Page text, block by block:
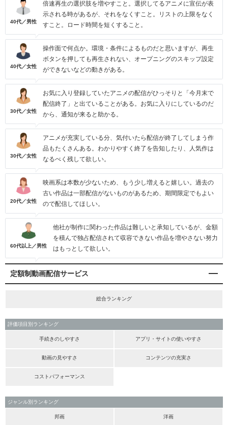
40代／男性
倍速再生の選択肢を増やすこと。選択してるアニメに宣伝が表
示される時があるが、それをなくすこと。リストの上限をなく
すこと。ロード時間を短くすること。
40代／女性
操作面で何点か。環境・条件によるものだと思いますが、再生
ボタンを押しても再生されない、オープニングのスキップ設定
ができないなどの動きがある。
30代／女性
お気に入り登録していたアニメの配信がひっそりと「今月末で
配信終了」と出ていることがある。お気に入りにしているのだ
から、通知が来ると助かる。
30代／女性
アニメが充実している分、気付いたら配信が終了してしまう作
品もたくさんある。わかりやすく終了を告知したり、人気作は
なるべく残して欲しい。
20代／女性
映画系は本数が少ないため、もう少し増えると嬉しい。過去の
古い作品は一部配信がないものがあるため、期間限定でもよい
ので配信してほしい。
60代以上／男性
他社が制作に関わった作品は難しいと承知しているが、金額
を積んで独占配信されて収容できない作品を増やさない努力
はもっとして欲しい。
定額制動画配信サービス
総合ランキング
評価項目別ランキング
手続きのしやすさ アプリ・サイトの使いやすさ
動画の見やすさ コンテンツの充実さ
コストパフォーマンス
ジャンル別ランキング
邦画 洋画